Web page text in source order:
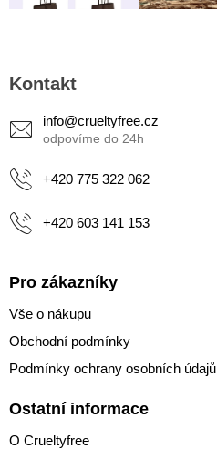
p
a
Kontakt
info@crueltyfree.cz
+420 775 322 062
+420 603 141 153
Pro zákazníky
Vše o nákupu
Obchodní podmínky
Podmínky ochrany osobních údajů
Ostatní informace
O Crueltyfree